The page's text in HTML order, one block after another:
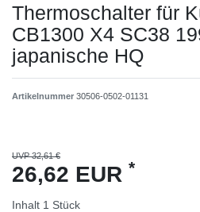
Thermoschalter für
CB1300 X4 SC38
japanische HQ
Artikelnummer 30506-0502-01131
UVP 32,61 €
26,62 EUR *
Inhalt 1 Stück